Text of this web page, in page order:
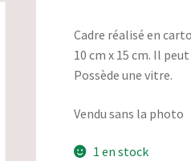
Cadre réalisé en
10 cm x 15 cm. Il
Possède une vitre.
Vendu sans la photo
1 en stock